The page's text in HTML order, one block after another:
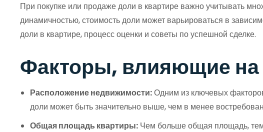
При покупке или продаже доли в квартире важно учитывать
динамичностью, стоимость доли может варьироваться в
доли в квартире, процесс оценки и советы по успешной сделке.
Факторы, влияющие на
Расположение недвижимости:Одним из ключевых
доли может быть значительно выше, чем в менее
Общая площадь квартиры: Чем больше общая площадь,